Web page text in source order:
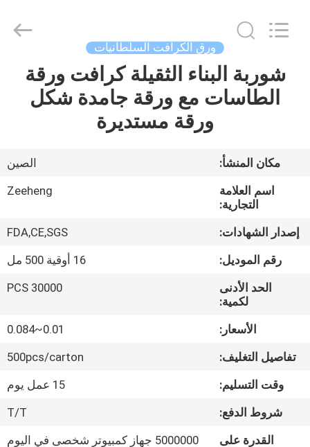
منزل،
معلومات
جولة
مراقبة
الجودة
اتصل
Protection
Technology
Reserved.
ورق الكرافت السلطانيات
شوربة البناء الثقيلة كرافت ورقة
الطاسات مع ورقة جامدة شكل
ورقة مستديرة
مكان المنشأ:
الصين
اسم العلامة
التجارية:
Zeeheng
إصدار الشهادات:
FDA,CE,SGS
رقم الموديل:
16 أوقية 500 مل
الحد الأدنى
لكمية:
30000 PCS
الأسعار:
0.01~0.084
تفاصيل التغليف:
500pcs/carton
وقت التسليم:
15 عمل يوم
شروط الدفع:
T/T
القدرة على
5000000 جهاز كمبيوتر شخصى في اليوم